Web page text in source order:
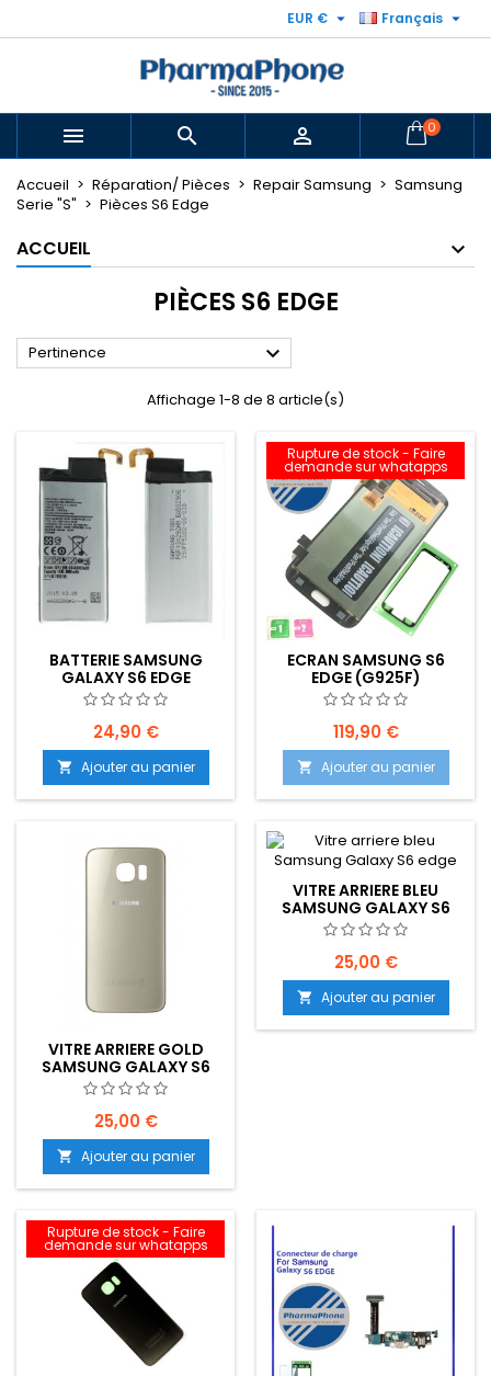
Français 
EUR € 
   0
Accueil Réparation/ Pièces Repair Samsung
Samsung
Serie "S"
Pièces S6 Edge
ACCUEIL
PIÈCES S6 EDGE
Pertinence 
Affichage 1-8 de 8 article(s)
BATTERIE SAMSUNG
GALAXY S6 EDGE
EMPLACEMENT: Z2-R01-
E04
24,90 €
 Ajouter au panier
Rupture de stock - Faire
demande sur whatapps
ECRAN SAMSUNG S6
EDGE (G925F)
EMPLACEMENT: Z2-R01-
E03
119,90 €
 Ajouter au panier
VITRE ARRIERE GOLD
SAMSUNG GALAXY S6
EDGE - EMPLACEMENT:
Z2-R15-53
25,00 €
 Ajouter au panier
VITRE ARRIERE BLEU
SAMSUNG GALAXY S6
EDGE - EMPLACEMENT:
Z2-R15-53
25,00 €
 Ajouter au panier
Rupture de stock - Faire
demande sur whatapps